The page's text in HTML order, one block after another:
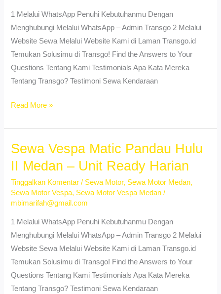
1 Melalui WhatsApp Penuhi Kebutuhanmu Dengan
Menghubungi Melalui WhatsApp – Admin Transgo 2 Melalui
Website Sewa Melalui Website Kami di Laman Transgo.id
Temukan Solusimu di Transgo! Find the Answers to Your
Questions Tentang Kami Testimonials Apa Kata Mereka
Tentang Transgo? Testimoni Sewa Kendaraan
Sewa
Banyak
Pilihan
Medan
–
Read More »
Sewa Vespa Matic Pandau Hulu
II Medan – Unit Ready Harian
Tinggalkan Komentar / Sewa Motor, Sewa Motor Medan,
Sewa Motor Vespa, Sewa Motor Vespa Medan /
mbimarifah@gmail.com
1 Melalui WhatsApp Penuhi Kebutuhanmu Dengan
Menghubungi Melalui WhatsApp – Admin Transgo 2 Melalui
Website Sewa Melalui Website Kami di Laman Transgo.id
Temukan Solusimu di Transgo! Find the Answers to Your
Questions Tentang Kami Testimonials Apa Kata Mereka
Tentang Transgo? Testimoni Sewa Kendaraan